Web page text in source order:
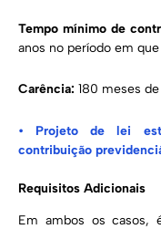
Tempo mínimo de
anos no período em
Carência: 180 meses
• Projeto de lei
contribuição
Requisitos Adicionais
Em ambos os casos,